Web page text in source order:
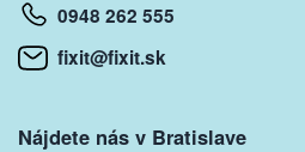
0948 262 555
fixit@fixit.sk
Nájdete nás v Bratislave